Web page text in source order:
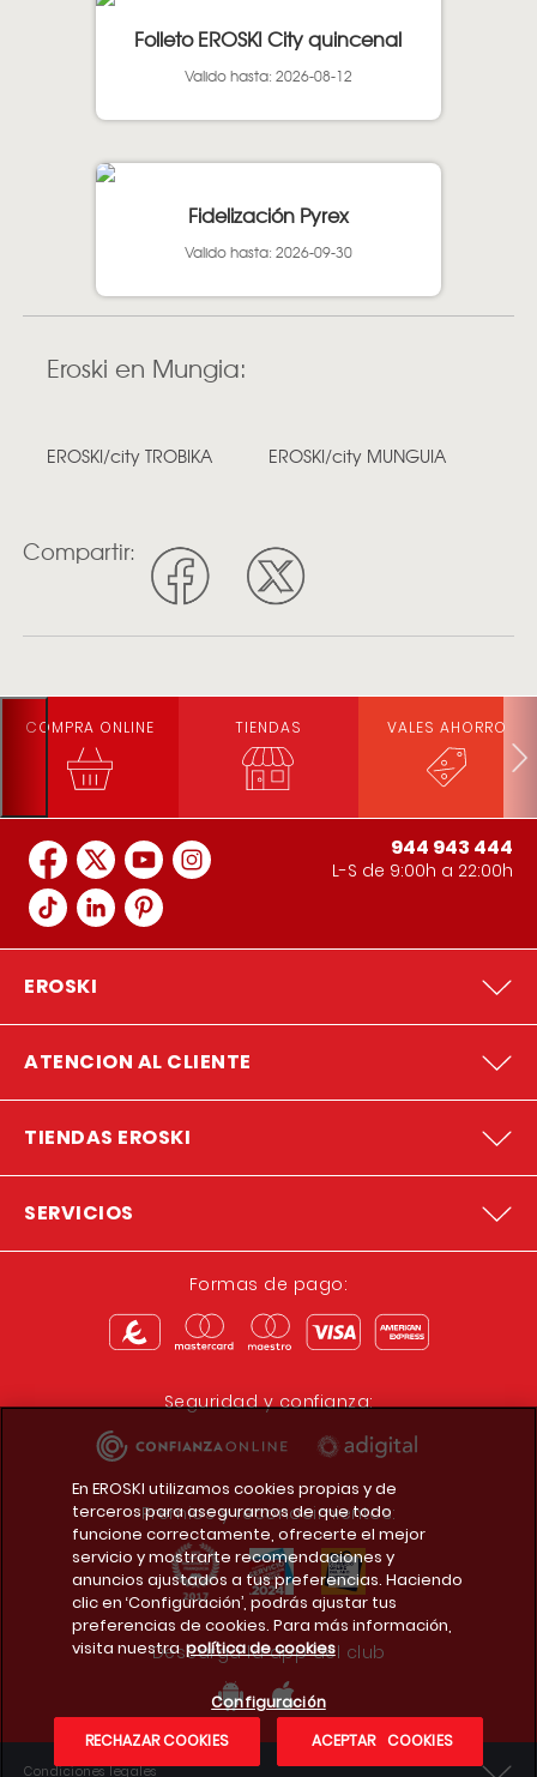
Folleto EROSKI City quincenal
Valido hasta: 2026-08-12
Fidelización Pyrex
Valido hasta: 2026-09-30
Eroski en Mungia:
EROSKI/city TROBIKA EROSKI/city MUNGUIA
Compartir:
COMPRA ONLINE TIENDAS VALES AHORRO
944 943 444
L-S de 9:00h a 22:00h
EROSKI
ATENCION AL CLIENTE
TIENDAS EROSKI
SERVICIOS
Formas de pago:
Seguridad y confianza:
Premios y reconocimientos:
Descarga la app del club
Condiciones legales
En EROSKI utilizamos cookies propias y de
terceros para asegurarnos de que todo
funcione correctamente, ofrecerte el mejor
servicio y mostrarte recomendaciones y
anuncios ajustados a tus preferencias. Haciendo
clic en ‘Configuración’, podrás ajustar tus
preferencias de cookies. Para más información,
visita nuestra política de cookies
Configuración
RECHAZAR COOKIES
ACEPTAR COOKIES